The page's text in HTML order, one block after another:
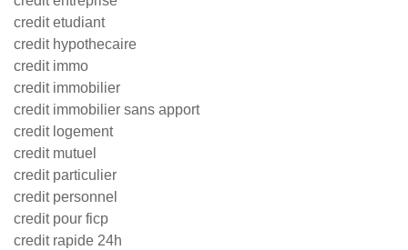
credit etudiant
credit hypothecaire
credit immo
credit immobilier
credit immobilier sans apport
credit logement
credit mutuel
credit particulier
credit personnel
credit pour ficp
credit rapide 24h